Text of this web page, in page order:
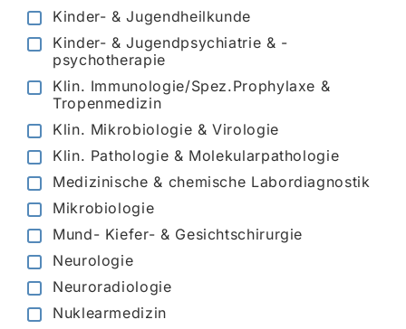
Kinder- & Jugendheilkunde
Kinder- & Jugendpsychiatrie & -
psychotherapie
Klin. Immunologie/Spez.Prophylaxe &
Tropenmedizin
Klin. Mikrobiologie & Virologie
Klin. Pathologie & Molekularpathologie
Medizinische & chemische Labordiagnostik
Mikrobiologie
Mund- Kiefer- & Gesichtschirurgie
Neurologie
Neuroradiologie
Nuklearmedizin